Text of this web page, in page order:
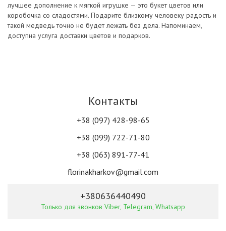
лучшее дополнение к мягкой игрушке — это букет цветов или
коробочка со сладостями. Подарите близкому человеку радость и
такой медведь точно не будет лежать без дела. Напоминаем,
доступна услуга доставки цветов и подарков.
Контакты
+38 (097) 428-98-65
+38 (099) 722-71-80
+38 (063) 891-77-41
florinakharkov@gmail.com
+380636440490
Только для звонков Viber, Telegram, Whatsapp